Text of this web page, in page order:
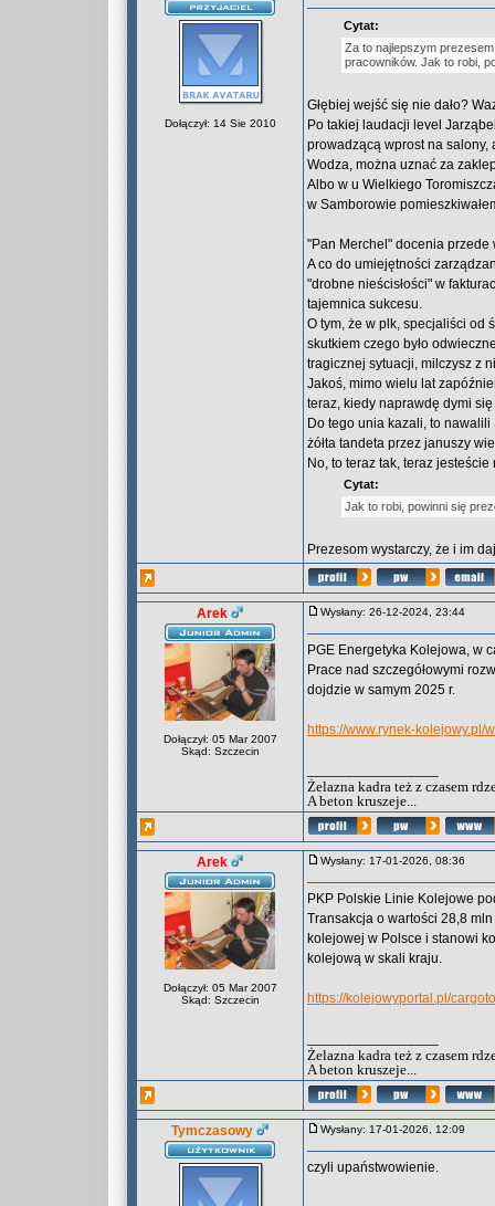
Dołączył: 14 Sie 2010
Cytat:
Za to najlepszym
pracowników. Jak to robi,
Głębiej wejść się nie dało?
Po takiej laudacji level
prowadzącą wprost na
Wodza, można uznać za
Albo w u Wielkiego
w Samborowie
"Pan Merchel" docenia przede
A co do umiejętności
"drobne nieścisłości" w
tajemnica sukcesu.
O tym, że w plk, specjaliści od
skutkiem czego było
tragicznej sytuacji, milczysz z
Jakoś, mimo wielu lat
teraz, kiedy naprawdę dymi
Do tego unia kazali, to
żółta tandeta przez januszy
No, to teraz tak, teraz jesteście
Cytat:
Jak to robi, powinni się
Prezesom wystarczy, że i im
Arek
Dołączył: 05 Mar 2007
Skąd: Szczecin
Wysłany: 26-12-2024, 23:44
PGE Energetyka Kolejowa, w
Prace nad szczegółowymi
dojdzie w samym 2025 r.
https://www.rynek-
Żelazna kadra też z czasem
A beton kruszeje...
Arek
Dołączył: 05 Mar 2007
Skąd: Szczecin
Wysłany: 17-01-2026, 08:36
PKP Polskie Linie Kolejowe
Transakcja o wartości 28,8
kolejowej w Polsce i stanowi
kolejową w skali kraju.
https://kolejowyportal.pl/
Żelazna kadra też z czasem
A beton kruszeje...
Tymczasowy Wysłany: 17-01-2026, 12:09
czyli upaństwowienie.